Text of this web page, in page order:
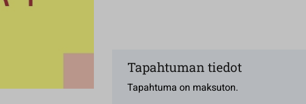
Tapahtuman tiedot
Tapahtuma on maksuton.